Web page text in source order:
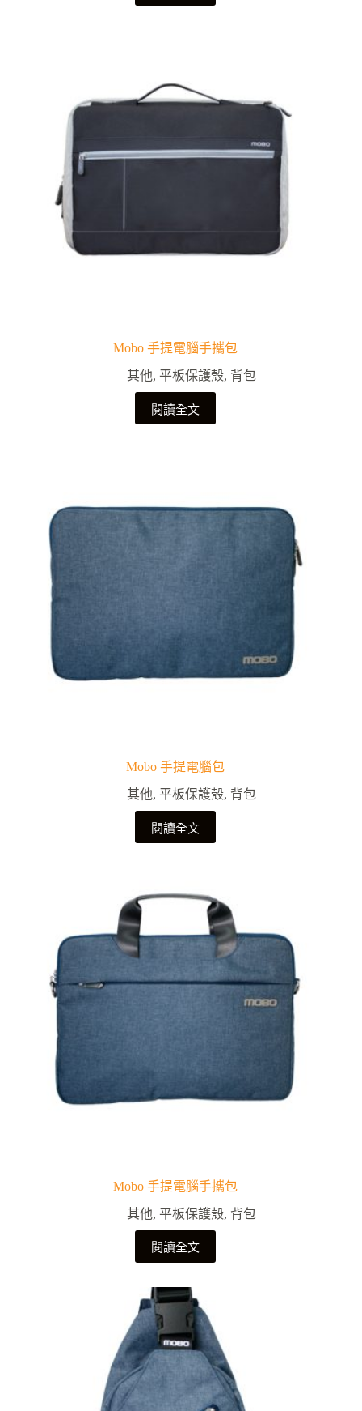
Mobo 手提電腦手攜包
其他,平板保護殼, 背包
閱讀全文
Mobo 手提電腦包
其他,平板保護殼, 背包
閱讀全文
Mobo 手提電腦手攜包
其他,平板保護殼, 背包
閱讀全文